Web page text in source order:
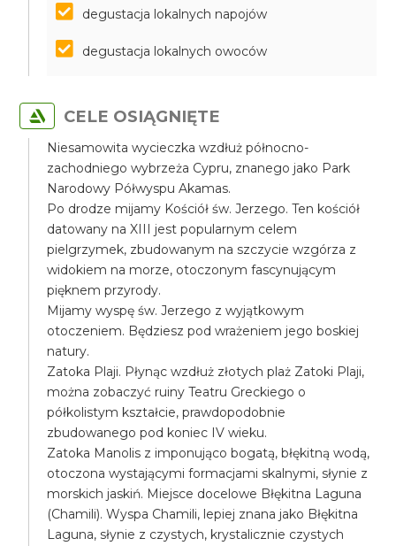
degustacja lokalnych napojów
degustacja lokalnych owoców
CELE OSIĄGNIĘTE
Niesamowita wycieczka wzdłuż północno-
zachodniego wybrzeża Cypru, znanego jako Park
Narodowy Półwyspu Akamas.
Po drodze mijamy Kościół św. Jerzego. Ten kościół
datowany na XIII jest popularnym celem
pielgrzymek, zbudowanym na szczycie wzgórza z
widokiem na morze, otoczonym fascynującym
pięknem przyrody.
Mijamy wyspę św. Jerzego z wyjątkowym
otoczeniem. Będziesz pod wrażeniem jego boskiej
natury.
Zatoka Plaji. Płynąc wzdłuż złotych plaż Zatoki Plaji,
można zobaczyć ruiny Teatru Greckiego o
półkolistym kształcie, prawdopodobnie
zbudowanego pod koniec IV wieku.
Zatoka Manolis z imponująco bogatą, błękitną wodą,
otoczona wystającymi formacjami skalnymi, słynie z
morskich jaskiń. Miejsce docelowe Błękitna Laguna
(Chamili). Wyspa Chamili, lepiej znana jako Błękitna
Laguna, słynie z czystych, krystalicznie czystych